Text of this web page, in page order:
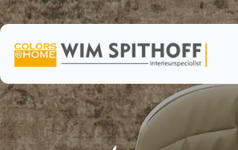
Ga
naar
de
inhoud